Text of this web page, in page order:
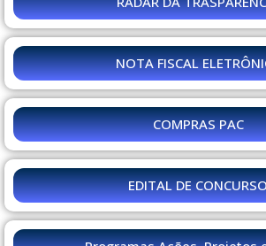
NOTA FISCAL
COMPRAS PAC
EDITAL DE